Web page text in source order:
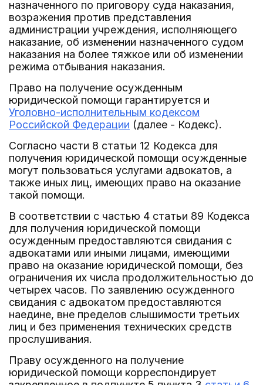
назначенного по приговору суда наказания,
возражения против представления
администрации учреждения, исполняющего
наказание, об изменении назначенного судом
наказания на более тяжкое или об изменении
режима отбывания наказания.
Право на получение осужденным
юридической помощи гарантируется и
Уголовно-исполнительным кодексом
Российской Федерации (далее - Кодекс).
Согласно части 8 статьи 12 Кодекса для
получения юридической помощи осужденные
могут пользоваться услугами адвокатов, а
также иных лиц, имеющих право на оказание
такой помощи.
В соответствии с частью 4 статьи 89 Кодекса
для получения юридической помощи
осужденным предоставляются свидания с
адвокатами или иными лицами, имеющими
право на оказание юридической помощи, без
ограничения их числа продолжительностью до
четырех часов. По заявлению осужденного
свидания с адвокатом предоставляются
наедине, вне пределов слышимости третьих
лиц и без применения технических средств
прослушивания.
Праву осужденного на получение
юридической помощи корреспондирует